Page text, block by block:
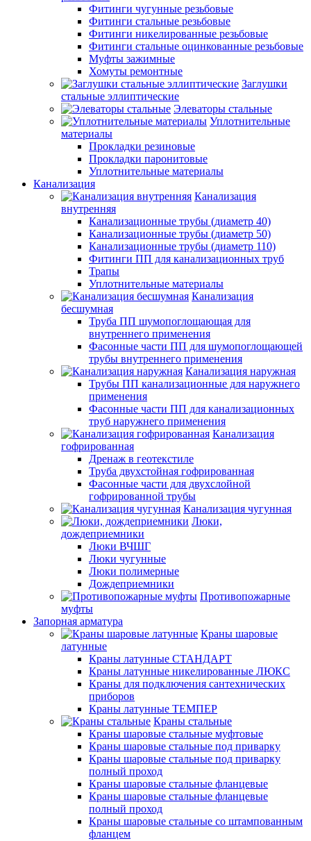
Фитинги чугунные резьбовые
Фитинги стальные резьбовые
Фитинги никелированные резьбовые
Фитинги стальные оцинкованные резьбовые
Муфты зажимные
Хомуты ремонтные
Заглушки
стальные эллиптические
Элеваторы стальные
Уплотнительные
материалы
Прокладки резиновые
Прокладки паронитовые
Уплотнительные материалы
Канализация
Канализация
внутренняя
Канализационные трубы (диаметр 40)
Канализационные трубы (диаметр 50)
Канализационные трубы (диаметр 110)
Фитинги ПП для канализационных труб
Трапы
Уплотнительные материалы
Канализация
бесшумная
Труба ПП шумопоглощающая для
внутреннего применения
Фасонные части ПП для шумопоглощающей
трубы внутреннего применения
Канализация наружная
Трубы ПП канализационные для наружнего
применения
Фасонные части ПП для канализационных
труб наружнего применения
Канализация
гофрированная
Дренаж в геотекстиле
Труба двухстойная гофрированная
Фасонные части для двухслойной
гофрированной трубы
Канализация чугунная
Люки,
дождеприемники
Люки ВЧШГ
Люки чугунные
Люки полимерные
Дождеприемники
Противопожарные
муфты
Запорная арматура
Краны шаровые
латунные
Краны латунные СТАНДАРТ
Краны латунные никелированные ЛЮКС
Краны для подключения сантехнических
приборов
Краны латунные ТЕМПЕР
Краны стальные
Краны шаровые стальные муфтовые
Краны шаровые стальные под приварку
Краны шаровые стальные под приварку
полный проход
Краны шаровые стальные фланцевые
Краны шаровые стальные фланцевые
полный проход
Краны шаровые стальные со штампованным
фланцем